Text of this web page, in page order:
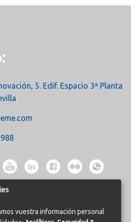
5. Edif. Espacio 3ª Planta
vuestra información personal